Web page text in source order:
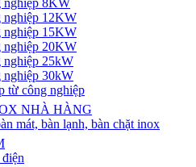
nghiệp 8KW
nghiệp 12KW
nghiệp 15KW
nghiệp 20KW
nghiệp 25kW
nghiệp 30kW
từ công nghiệp
NHÀ HÀNG
mát, bàn lạnh, bàn chặt inox